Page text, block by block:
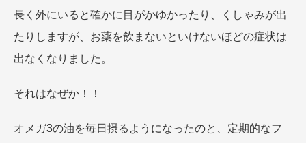
長く外にいると確かに目がかゆかったり、くしゃみが出
たりしますが、お薬を飲まないといけないほどの症状は
出なくなりました。
それはなぜか！！
オメガ3の油を毎日摂るようになったのと、定期的なフ